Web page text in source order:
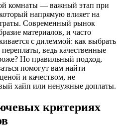
комнаты — важный этап при
напрямую влияет на
Современный рынок
материалов, и часто
с дилеммой: как выбрать
ведь качественные
Но правильный подход,
помогут вам найти
и качеством, не
хайп или ненужные доплаты.
критериях